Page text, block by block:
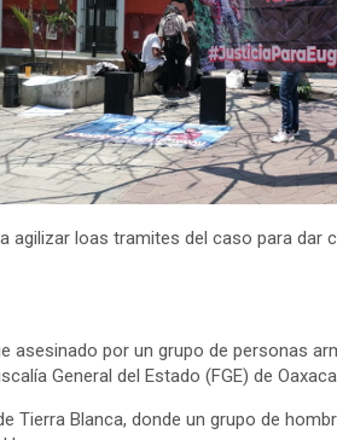
agilizar loas tramites del caso para dar
asesinado por un grupo de personas
General del Estado (FGE) de
Tierra Blanca, donde un grupo de